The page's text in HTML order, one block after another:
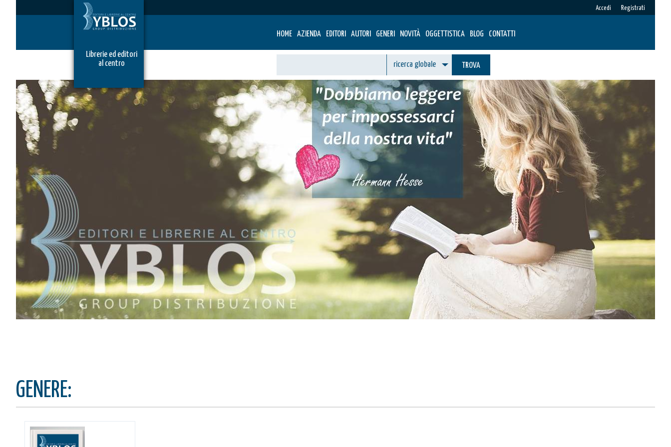
Registrati
Accedi
HOME AZIENDA EDITORI AUTORI GENERI NOVITÀ OGGETTISTICA BLOG CONTATTI
TROVA
Librerie ed editori
al centro
GENERE:
stai aggiungendo questo articolo:
Codice:
Confezione da
pezzi
Quantità: Prezzo:
CONTINUA GLI ACQUISTI
Attualmente il tuo carrello è vuoto.